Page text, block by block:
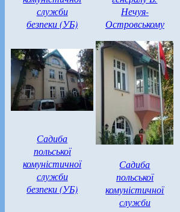
служби
безпеки (УБ)
Нечуя-
Островському
Садиба
польської
комуністичної
служби
безпеки (УБ)
Садиба
польської
комуністичної
служби